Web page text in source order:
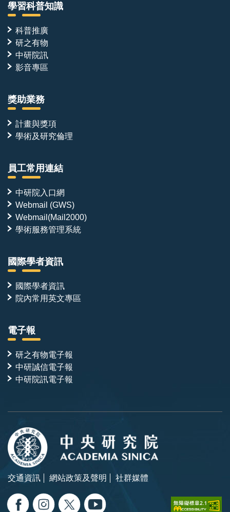
學習科普知識
科普推廣
研之有物
中研院訊
影音專區
獎助業務
計畫與獎項
學術及研究倫理
員工常用連結
中研院入口網
Webmail (GWS)
Webmail(Mail2000)
學術服務管理系統
國際學者資訊
國際學者資訊
院內常用英文專區
電子報
研之有物電子報
中研誠信電子報
中研院訊電子報
交通資訊 網站政策及聲明 社群媒體